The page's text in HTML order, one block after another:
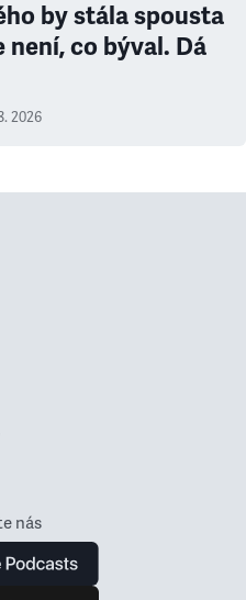
by stála spousta
není, co býval. Dá
2026
nás